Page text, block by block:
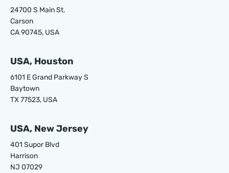
24700 S Main St.
Carson
CA 90745, USA
USA, Houston
6101 E Grand Parkway S
Baytown
TX 77523, USA
USA, New Jersey
401 Supor Blvd
Harrison
NJ 07029